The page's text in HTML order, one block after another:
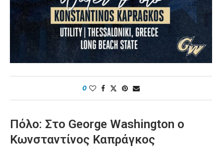
0
Πόλο: Στο George Washington ο
Κωνσταντίνος Καπράγκος